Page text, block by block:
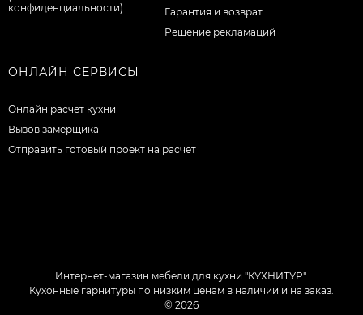
конфиденциальности)
Гарантия и возврат
Решение рекламаций
ОНЛАЙН СЕРВИСЫ
Онлайн расчет кухни
Вызов замерщика
Отправить готовый проект на расчет
Интернет-магазин мебели для кухни "КУХНИТУР".
Кухонные гарнитуры по низким ценам в наличии и на заказ.
© 2026